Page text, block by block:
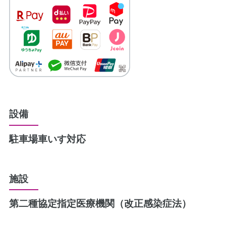
設備
駐車場車いす対応
施設
第二種協定指定医療機関（改正感染症法）